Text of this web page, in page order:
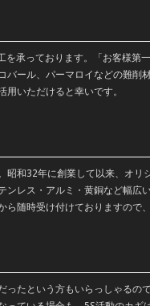
承っております。「お客様第
コバール、パーマロイなどの難削
いただけると幸いです。
和32年に創業して以来、オリ
レス・アルミ・黄銅など幅広
随時受け付けておりますので
たという方もいらっしゃるの